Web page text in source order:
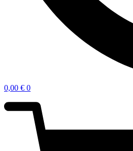
0,00 € 0